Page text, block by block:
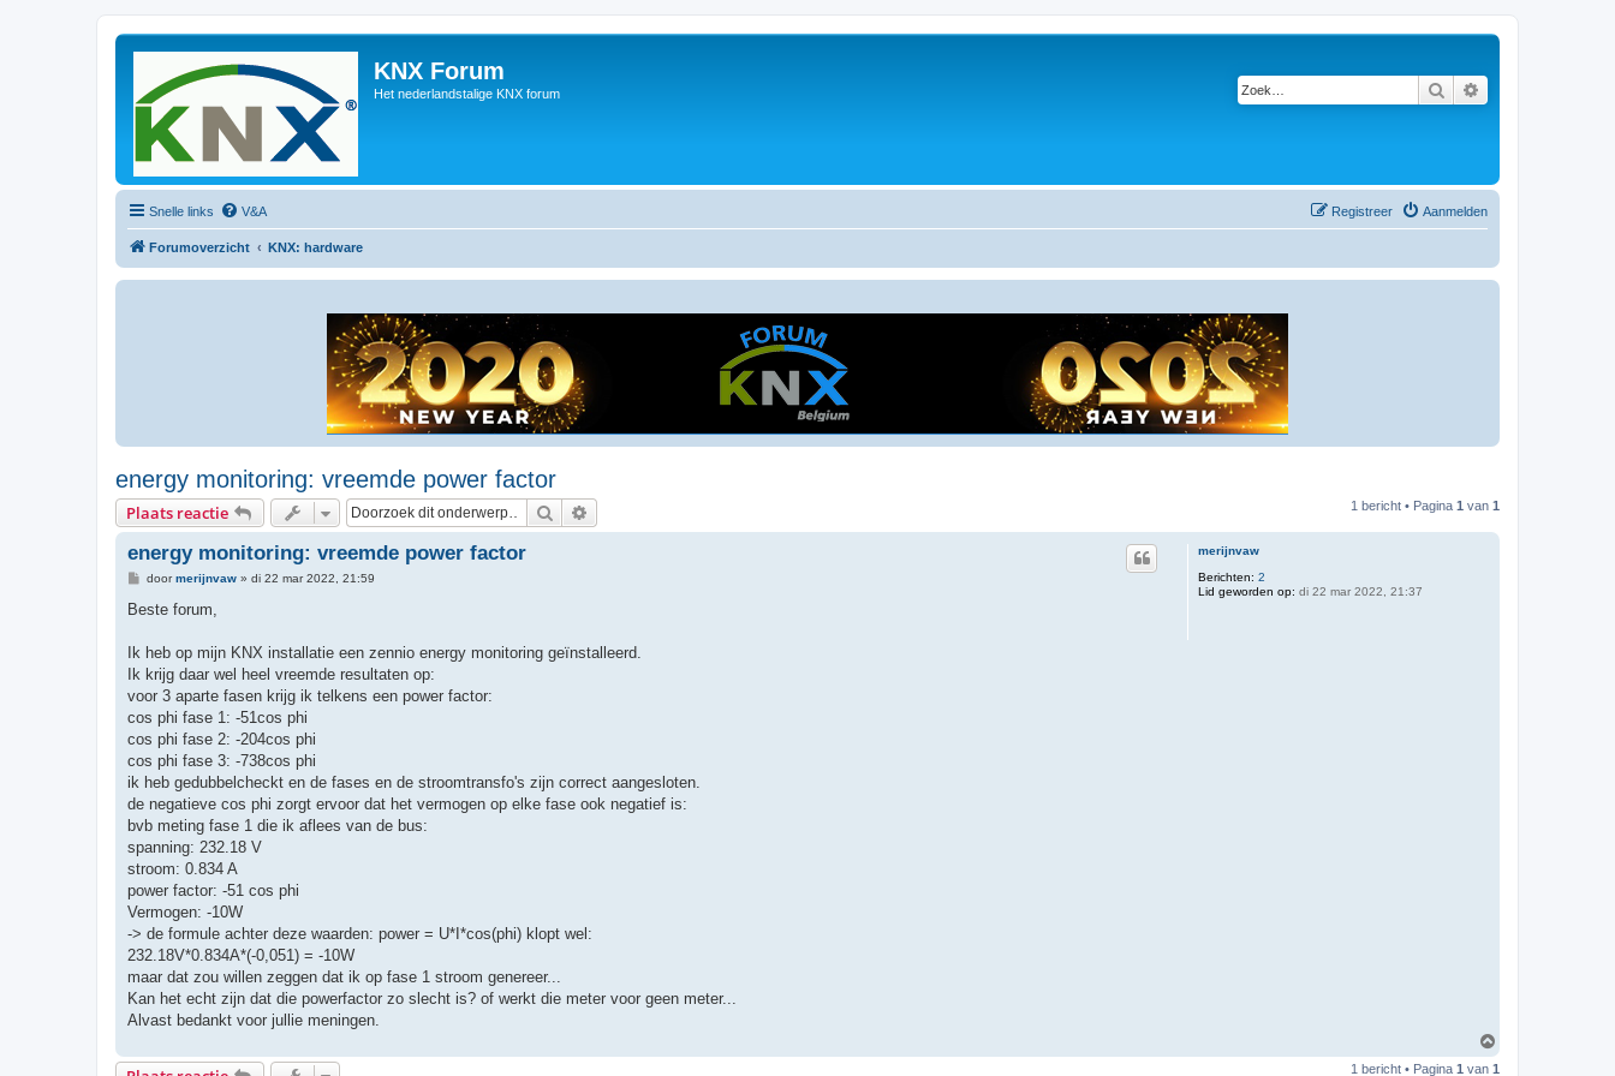
KNX Forum
Het nederlandstalige KNX forum Zoek
Snelle links V&A Aanmelden
Registreer
Forumoverzicht KNX: hardware
energy monitoring: vreemde power factor
Plaats reactie Zoek 1 bericht • Pagina 1 van 1
merijnvaw
Berichten: 2
Lid geworden op: di 22 mar 2022, 21:37
energy monitoring: vreemde power factor
B
r
h
doormerijnvaw» di 22 mar 2022, 21:59
Beste forum,
Ik heb op mijn KNX installatie een zennio energy monitoring geïnstalleerd.
Ik krijg daar wel heel vreemde resultaten op:
voor 3 aparte fasen krijg ik telkens een power factor:
cos phi fase 1: -51cos phi
cos phi fase 2: -204cos phi
cos phi fase 3: -738cos phi
ik heb gedubbelcheckt en de fases en de stroomtransfo's zijn correct aangesloten.
de negatieve cos phi zorgt ervoor dat het vermogen op elke fase ook negatief is:
bvb meting fase 1 die ik aflees van de bus:
spanning: 232.18 V
stroom: 0.834 A
power factor: -51 cos phi
Vermogen: -10W
-> de formule achter deze waarden: power = U*I*cos(phi) klopt wel:
232.18V*0.834A*(-0,051) = -10W
maar dat zou willen zeggen dat ik op fase 1 stroom genereer...
Kan het echt zijn dat die powerfactor zo slecht is? of werkt die meter voor geen meter...
Alvast bedankt voor jullie meningen.
1 bericht • Pagina 1 van 1